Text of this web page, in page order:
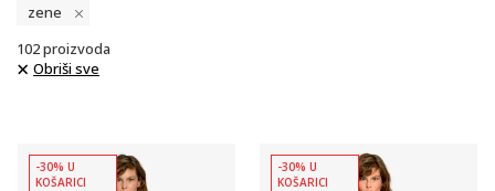
zene
102proizvoda
Obriši sve
-30% U
KOŠARICI
-30% U
KOŠARICI